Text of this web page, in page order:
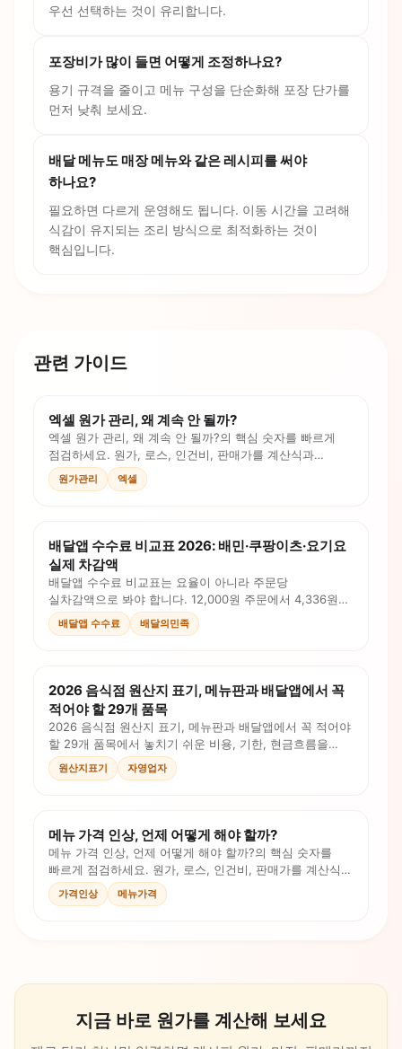
우선 선택하는 것이 유리합니다.
포장비가 많이 들면 어떻게 조정하나요?
용기 규격을 줄이고 메뉴 구성을 단순화해 포장 단가를
먼저 낮춰 보세요.
배달 메뉴도 매장 메뉴와 같은 레시피를 써야
하나요?
필요하면 다르게 운영해도 됩니다. 이동 시간을 고려해
식감이 유지되는 조리 방식으로 최적화하는 것이
핵심입니다.
관련 가이드
엑셀 원가 관리, 왜 계속 안 될까?
엑셀 원가 관리, 왜 계속 안 될까?의 핵심 숫자를 빠르게
점검하세요. 원가, 로스, 인건비, 판매가를 계산식과
체크리스트로 확인합니다.
원가관리 엑셀
배달앱 수수료 비교표 2026: 배민·쿠팡이츠·요기요
실제 차감액
배달앱 수수료 비교표는 요율이 아니라 주문당
실차감액으로 봐야 합니다. 12,000원 주문에서 4,336원이
먼저 빠지는 예시로 배민·쿠팡이츠·요기요를 비교하세요.
배달앱 수수료 배달의민족
2026 음식점 원산지 표기, 메뉴판과 배달앱에서 꼭
적어야 할 29개 품목
2026 음식점 원산지 표기, 메뉴판과 배달앱에서 꼭 적어야
할 29개 품목에서 놓치기 쉬운 비용, 기한, 현금흐름을
정리했습니다. 체크리스트와 계산 포인트로 오늘 대응할
순서를 확인하세요.
원산지표기 자영업자
메뉴 가격 인상, 언제 어떻게 해야 할까?
메뉴 가격 인상, 언제 어떻게 해야 할까?의 핵심 숫자를
빠르게 점검하세요. 원가, 로스, 인건비, 판매가를 계산식과
체크리스트로 확인합니다.
가격인상 메뉴가격
지금 바로 원가를 계산해 보세요